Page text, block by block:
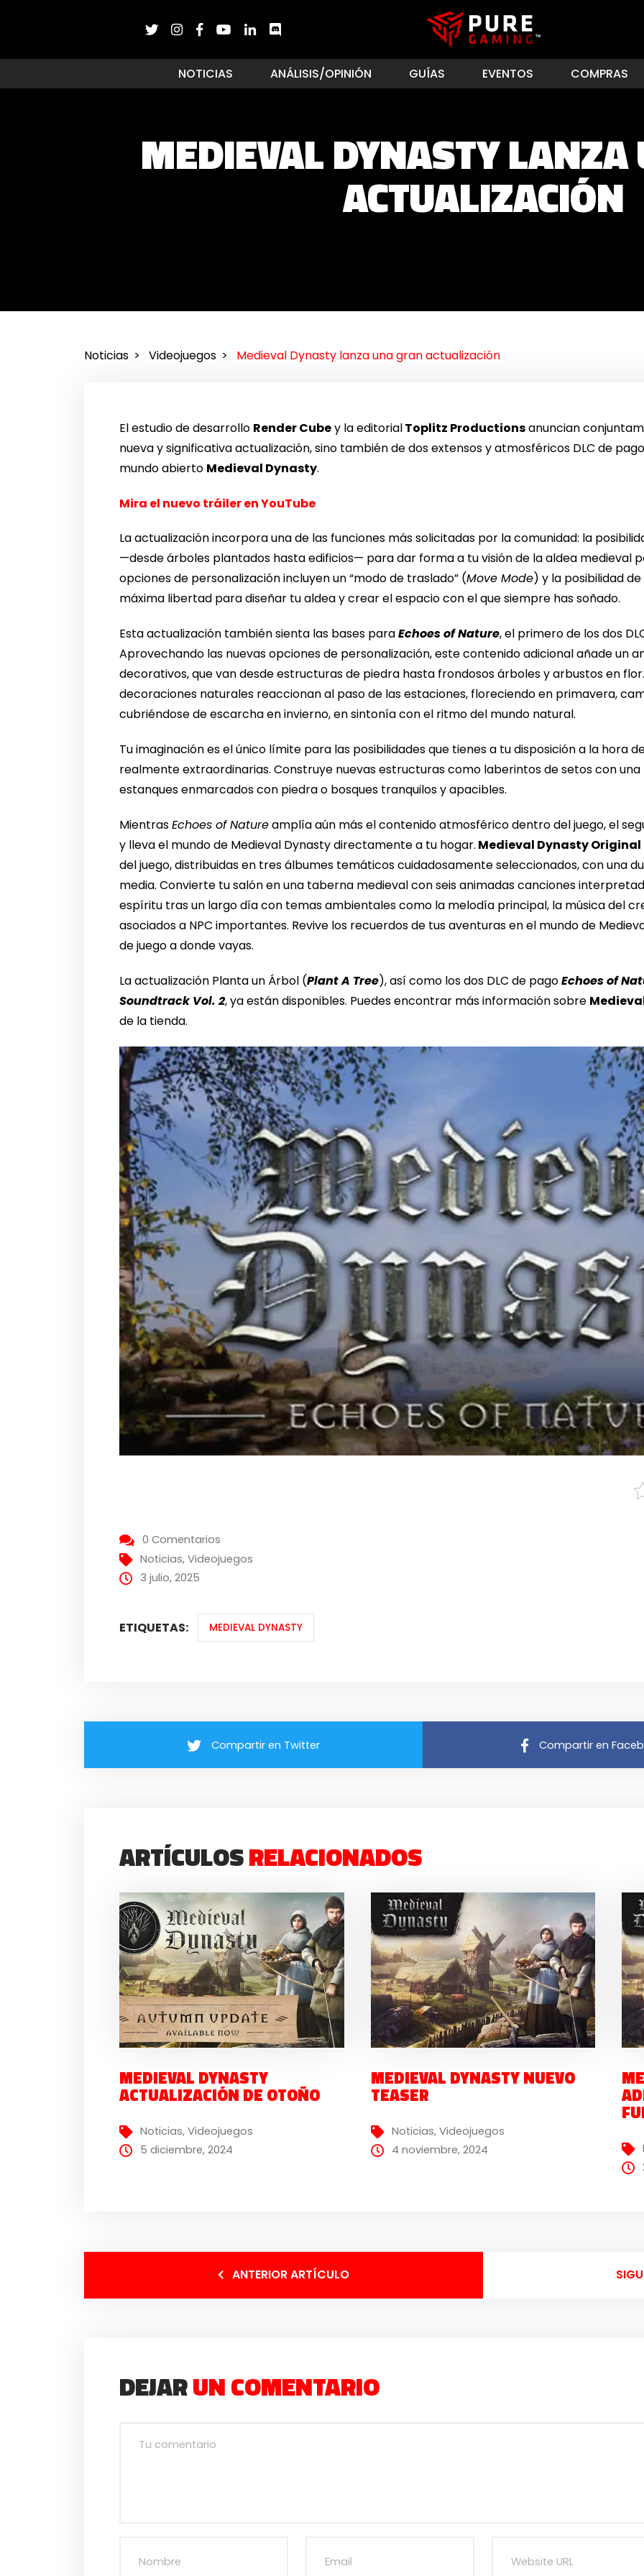
NOTICIAS ANÁLISIS/OPINIÓN GUÍAS EVENTOS COMPRAS
MEDIEVAL DYNASTY LANZA
ACTUALIZACIÓN
Noticias Videojuegos Medieval Dynasty lanza una gran actualización
El estudio de desarrollo Render Cubey la editorialToplitz Productionsanuncian
nueva y significativa actualización, sino también de dos extensos y atmosféricos DLC de
mundo abierto Medieval Dynasty.
Mira el nuevo tráiler en YouTube
La actualización incorpora una de las funciones más solicitadas por la comunidad: la
—desde árboles plantados hasta edificios— para dar forma a tu visión de la aldea medieval
opciones de personalización incluyen un “modo de traslado” (Move Mode) y la posibilidad
máxima libertad para diseñar tu aldea y crear el espacio con el que siempre has soñado.
Esta actualización también sienta las bases paraEchoes of Nature, el primero de los dos
Aprovechando las nuevas opciones de personalización, este contenido adicional añade un
decorativos, que van desde estructuras de piedra hasta frondosos árboles y arbustos en
decoraciones naturales reaccionan al paso de las estaciones, floreciendo en primavera,
cubriéndose de escarcha en invierno, en sintonía con el ritmo del mundo natural.
Tu imaginación es el único límite para las posibilidades que tienes a tu disposición a la hora
realmente extraordinarias. Construye nuevas estructuras como laberintos de setos con una
estanques enmarcados con piedra o bosques tranquilos y apacibles.
MientrasEchoes of Natureamplía aún más el contenido atmosférico dentro del juego, el
y lleva el mundo de Medieval Dynasty directamente a tu hogar. Medieval Dynasty
del juego, distribuidas en tres álbumes temáticos cuidadosamente seleccionados, con una
media. Convierte tu salón en una taberna medieval con seis animadas canciones
espíritu tras un largo día con temas ambientales como la melodía principal, la música del
asociados a NPC importantes. Revive los recuerdos de tus aventuras en el mundo de
de juego a donde vayas.
La actualización Planta un Árbol (Plant A Tree), así como los dos DLC de pagoEchoes of
Soundtrack Vol. 2, ya están disponibles. Puedes encontrar más información sobre
de la tienda.
0 Comentarios
Noticias,Videojuegos
3 julio, 2025
ETIQUETAS: MEDIEVAL DYNASTY
Compartir en Twitter Compartir en
ARTÍCULOSRELACIONADOS
MEDIEVAL DYNASTY
ACTUALIZACIÓN DE OTOÑO
Noticias,Videojuegos
5 diciembre, 2024
MEDIEVAL DYNASTY NUEVO
TEASER
Noticias, Videojuegos
4 noviembre, 2024
ANTERIOR ARTÍCULO
DEJARUN COMENTARIO